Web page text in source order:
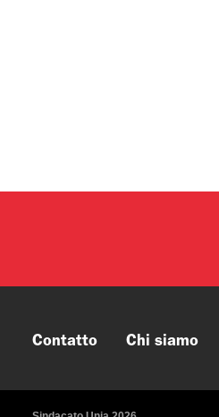
Contatto Chi siamo